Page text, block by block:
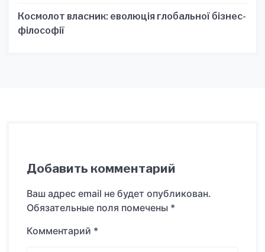
Космолот власник: еволюція глобальної бізнес-
філософії
Добавить комментарий
Ваш адрес email не будет опубликован.
Обязательные поля помечены *
Комментарий *